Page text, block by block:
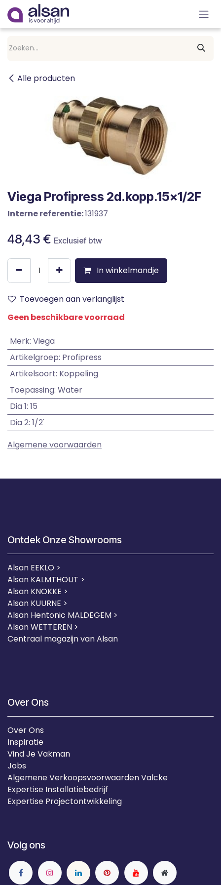
Overslaan naar inhoud
Alle producten
Viega Profipress 2d.kopp.15x1/2F
Interne referentie:131937
48,43 € Exclusief btw
In winkelmandje
Toevoegen aan verlanglijst
Geen beschikbare voorraad
Merk: Viega
Artikelgroep: Profipress
Artikelsoort: Koppeling
Toepassing: Water
Dia 1: 15
Dia 2: 1/2'
Algemene voorwaarden
Ontdek Onze Showrooms
Alsan EEKLO >
Alsan KALMTHOUT >
Alsan KNOKKE >
Alsan KUURNE >
Alsan Hentonic MALDEGEM >
Alsan WETTEREN >
Centraal magazijn van Alsan
Over Ons
Over Ons
Inspiratie
Vind Je Vakman
Jobs
Algemene Verkoopsvoorwaarden Valcke
Expertise Installatiebedrijf
Expertise Projectontwikkeling
Volg ons